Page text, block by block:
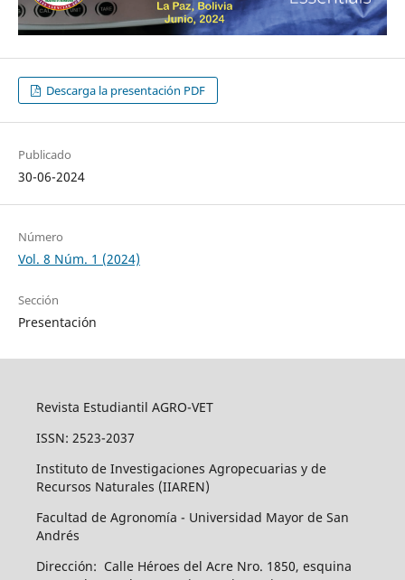
Descarga la presentación PDF
Publicado
30-06-2024
Número
Vol. 8 Núm. 1 (2024)
Sección
Presentación
Revista Estudiantil AGRO-VET
ISSN: 2523-2037
Instituto de Investigaciones Agropecuarias y de
Recursos Naturales (IIAREN)
Facultad de Agronomía - Universidad Mayor de San
Andrés
Dirección: Calle Héroes del Acre Nro. 1850, esquina